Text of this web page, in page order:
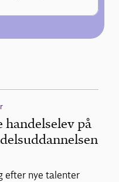
på
efter nye talenter